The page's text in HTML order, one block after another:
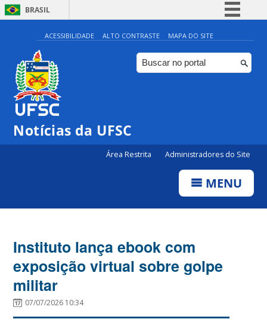
BRASIL
Simplifique!
Comunica BR
Participe
ACESSIBILIDADE ALTO CONTRASTE MAPA DO SITE
Notícias da UFSC
Área Restrita Administradores do Site
MENU
Instituto lança ebook com
exposição virtual sobre golpe
militar
07/07/2026 10:34